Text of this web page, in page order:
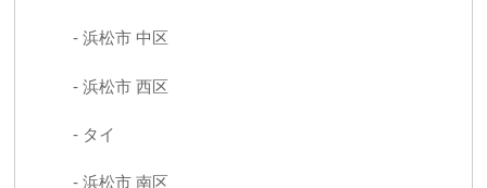
浜松市 中区
浜松市 西区
タイ
浜松市 南区